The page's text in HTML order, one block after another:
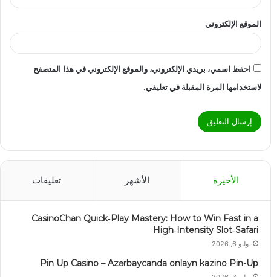
الموقع الإلكتروني
احفظ اسمي، بريدي الإلكتروني، والموقع الإلكتروني في هذا المتصفح
لاستخدامها المرة المقبلة في تعليقي.
الأخيرة الأشهر تعليقات
CasinoChan Quick‑Play Mastery: How to Win Fast in a
High‑Intensity Slot‑Safari
يوليو 6, 2026
Pin Up Casino – Azərbaycanda onlayn kazino Pin-Up